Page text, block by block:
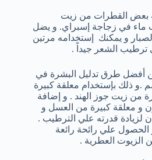
بعض القطرات من زيت
ماء في زجاجة إسبراي. و يضل
هلام الصبار و يمكنك إستخدامه مرتين
ترطيب الشعر جيداً .
أفضل طرق تدليل البشرة في
ذلك بإستخدام معلقة كبيرة
من زيت جوز الهند . و إضافة
و معلقة كبيرة من العسل و
لزيادة قدرته علي الترطيب .
الحصول علي رائحة رائعة
العطرية .